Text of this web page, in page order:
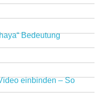
Bedeutung
einbinden – So